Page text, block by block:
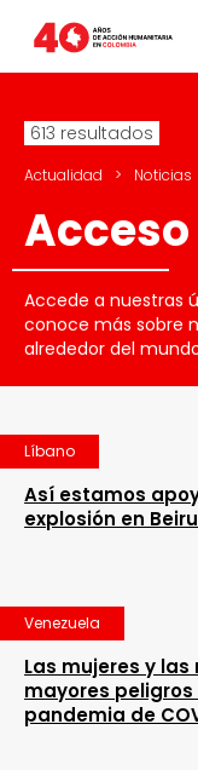
613 resultados
Actualidad > Noticias
Accede a nuestras
conoce más sobre
alrededor del
Líbano
Así estamos
explosión en
Venezuela
Las mujeres y
mayores
pandemia de